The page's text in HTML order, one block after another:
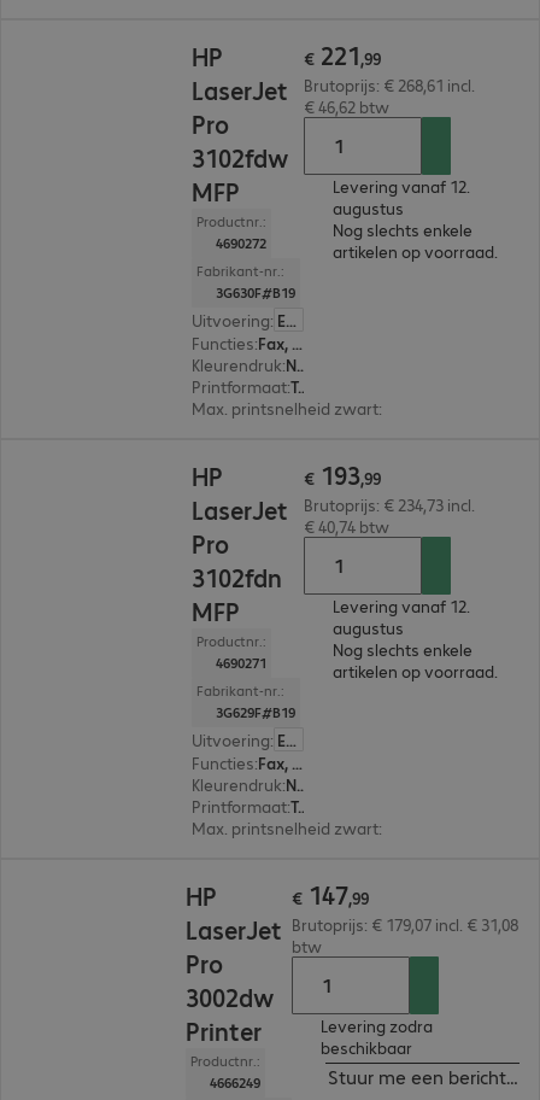
HP
LaserJet
Pro
3102fdw
MFP
Productnr.:
4690272
Fabrikant-nr.:
3G630F#B19
Uitvoering: Europa
Functies:
Fax, Copy, Print, Scan
Kleurendruk: Nee
Printformaat: Tot max. A4
Max. printsnelheid zwart:
€ 221,99
Brutoprijs: € 268,61 incl.
€ 46,62 btw
Levering vanaf 12.
augustus
Nog slechts enkele
artikelen op voorraad.
HP
LaserJet
Pro
3102fdn
MFP
Productnr.:
4690271
Fabrikant-nr.:
3G629F#B19
Uitvoering: Europa
Functies:
Fax, Copy, Print, Scan
Kleurendruk: Nee
Printformaat: Tot max. A4
Max. printsnelheid zwart:
€ 193,99
Brutoprijs: € 234,73 incl.
€ 40,74 btw
Levering vanaf 12.
augustus
Nog slechts enkele
artikelen op voorraad.
HP
LaserJet
Pro
3002dw
Printer
Productnr.:
4666249
€ 147,99
Brutoprijs: € 179,07 incl. € 31,08
btw
Levering zodra
beschikbaar
Stuur me een bericht